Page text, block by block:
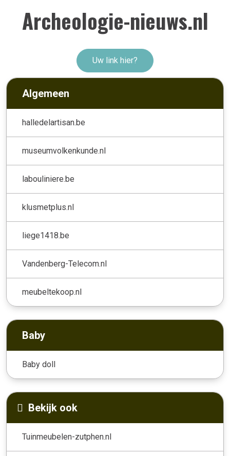
Archeologie-nieuws.nl
Uw link hier?
Algemeen
halledelartisan.be
museumvolkenkunde.nl
labouliniere.be
klusmetplus.nl
liege1418.be
Vandenberg-Telecom.nl
meubeltekoop.nl
Baby
Baby doll
Bekijk ook
Tuinmeubelen-zutphen.nl